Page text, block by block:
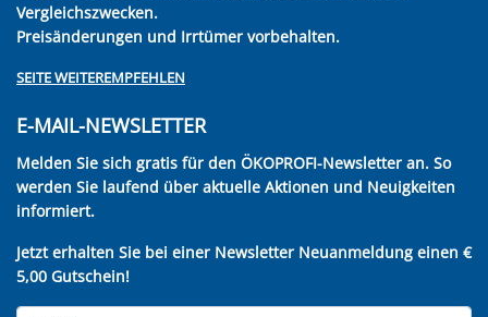
Vergleichszwecken.
Preisänderungen und Irrtümer vorbehalten.
SEITE WEITEREMPFEHLEN
E-MAIL-NEWSLETTER
Melden Sie sich gratis für den ÖKOPROFI-Newsletter an. So
werden Sie laufend über aktuelle Aktionen und Neuigkeiten
informiert.
Jetzt erhalten Sie bei einer Newsletter Neuanmeldung einen €
5,00 Gutschein!